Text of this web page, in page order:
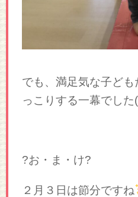
でも、満足気な子ど
っこりする一幕でした
?お・ま・け?
２月３日は節分ですね